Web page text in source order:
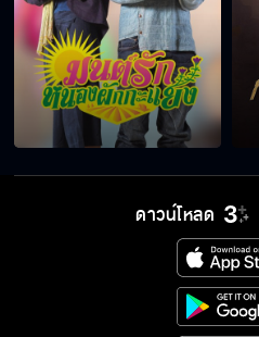
ดาวน์โหลด